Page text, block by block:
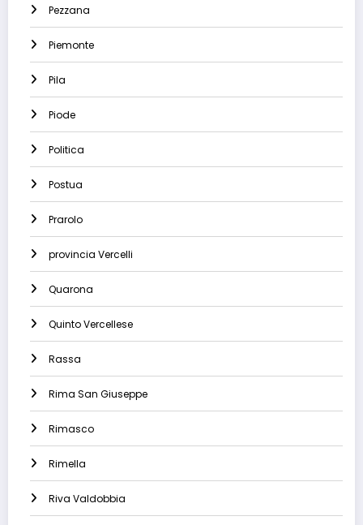
Pezzana
Piemonte
Pila
Piode
Politica
Postua
Prarolo
provincia Vercelli
Quarona
Quinto Vercellese
Rassa
Rima San Giuseppe
Rimasco
Rimella
Riva Valdobbia